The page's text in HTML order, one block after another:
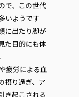
で、この世代
いようです
に出たり脚が
た目的にも体
疲労による血
摂り過ぎ、ア
き起こされる